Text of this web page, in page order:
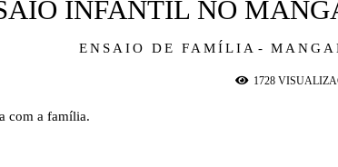
ENSAIO DE FAMÍLIA
INFANTIL NO
1728
com a família.